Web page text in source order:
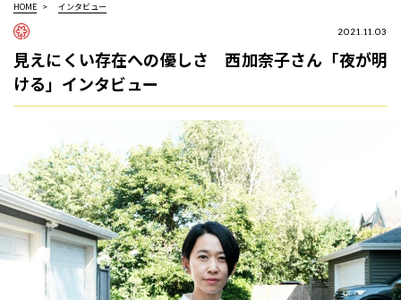
HOME インタビュー
2021.11.03
見えにくい存在への優しさ 西加奈子さん「夜が明
ける」インタビュー